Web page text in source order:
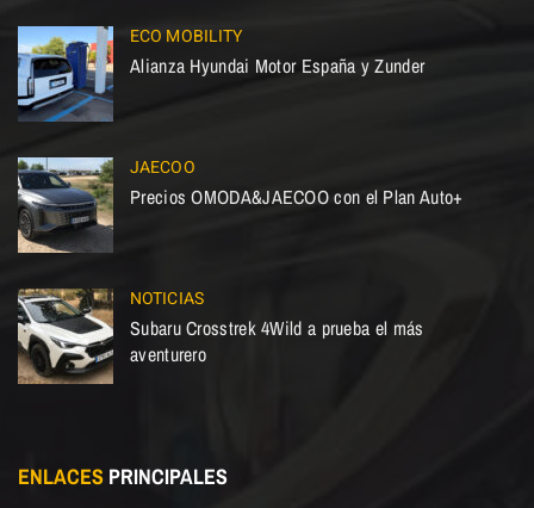
ECO MOBILITY
Alianza Hyundai Motor España y Zunder
JAECOO
Precios OMODA&JAECOO con el Plan Auto+
NOTICIAS
Subaru Crosstrek 4Wild a prueba el más
aventurero
ENLACES PRINCIPALES